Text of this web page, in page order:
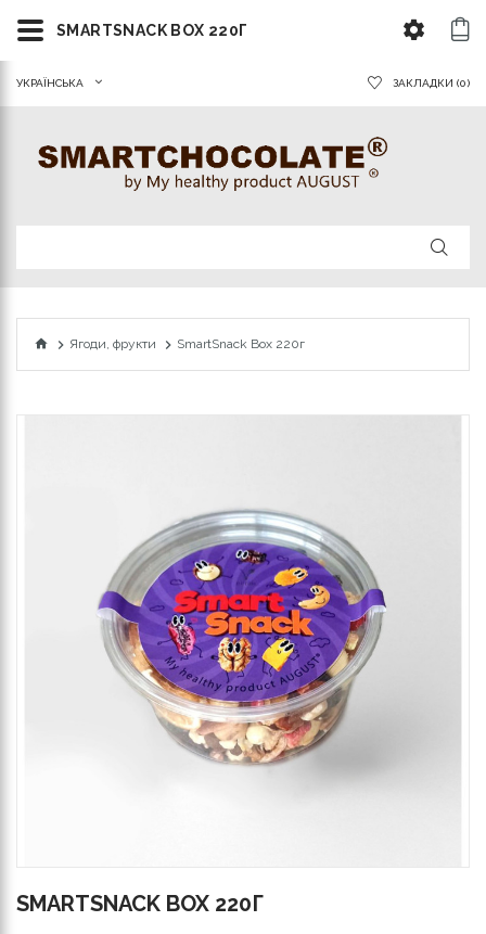
УКРАЇНСЬКА ЗАКЛАДКИ (0)
Ягоди, фрукти SmartSnack Box 220г
SMARTSNACK BOX 220Г
SMARTSNACK BOX 220Г